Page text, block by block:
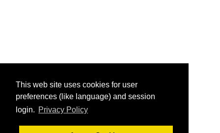
This web site uses cookies for user
preferences (like language) and session
login. Privacy Policy